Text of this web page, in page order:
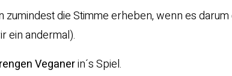
zumindest die Stimme erheben, wenn es darum
ein andermal).
Veganerin´s Spiel.